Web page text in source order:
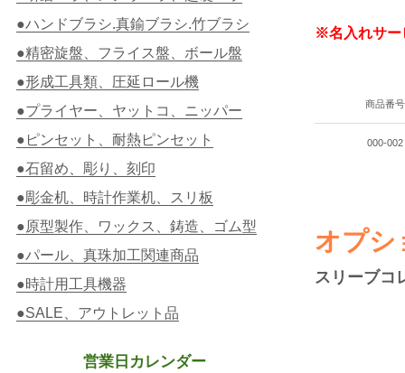
※名入れサー
商品番号
000-002
オプシ
スリーブコ
●ハンドブラシ.真鍮ブラシ.竹ブラシ
●精密旋盤、フライス盤、ボール盤
●形成工具類、圧延ロール機
●プライヤー、ヤットコ、ニッパー
●ピンセット、耐熱ピンセット
●石留め、彫り、刻印
●彫金机、時計作業机、スリ板
●原型製作、ワックス、鋳造、ゴム型
●パール、真珠加工関連商品
●時計用工具機器
●SALE、アウトレット品
営業日カレンダー